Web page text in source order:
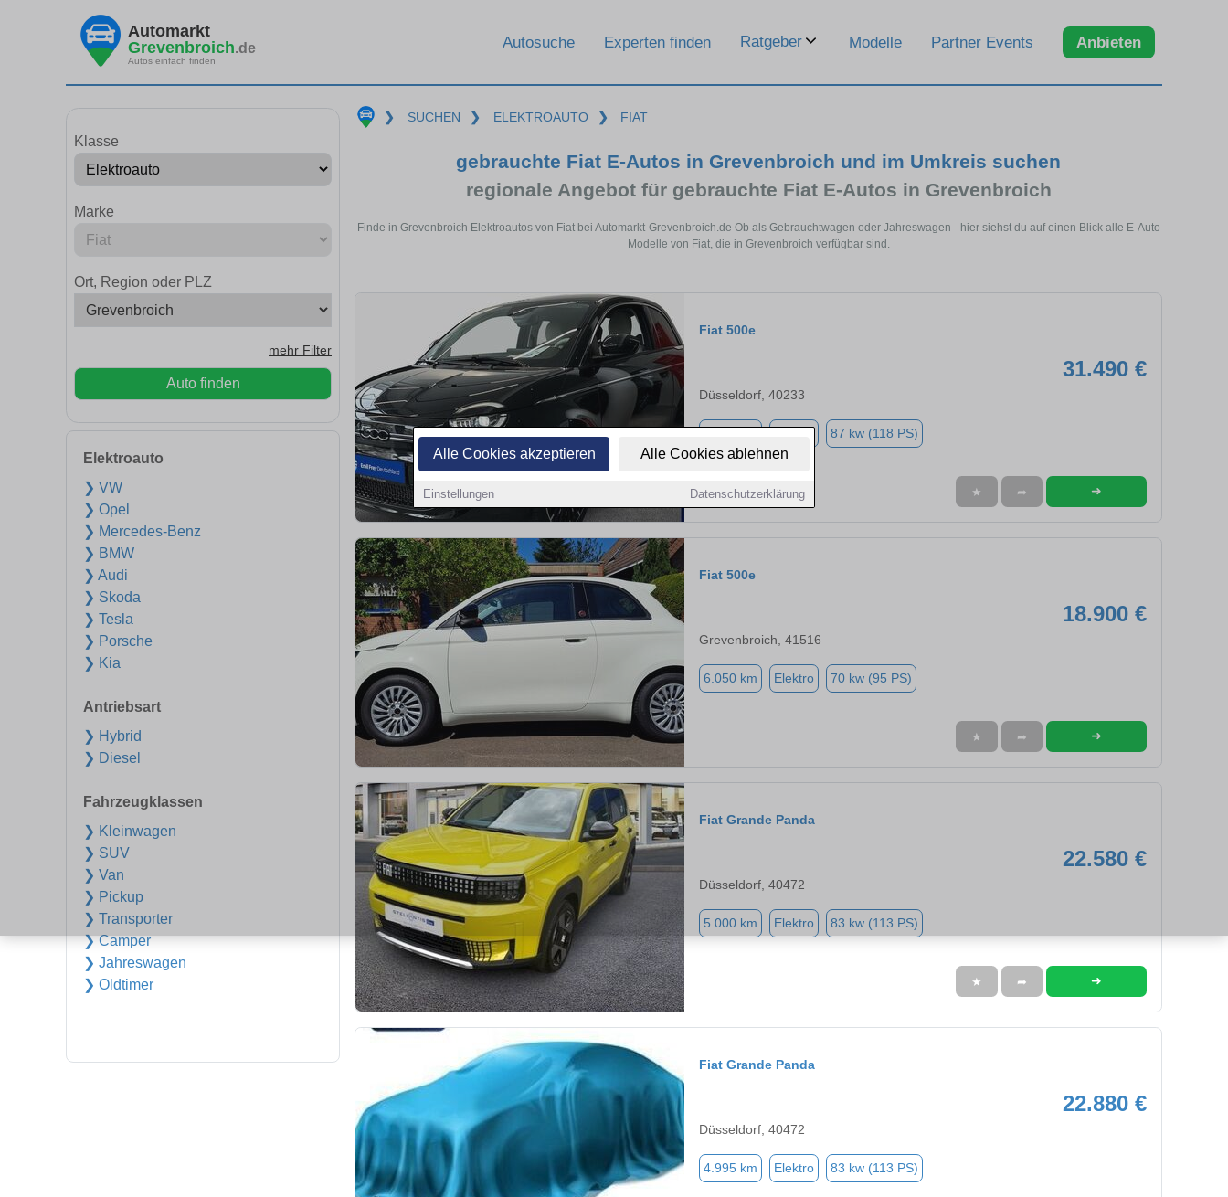
Alle Cookies akzeptieren Alle Cookies ablehnen
Einstellungen Datenschutzerklärung
Automarkt
Grevenbroich.de
Autos einfach finden
Autosuche Experten finden Ratgeber Modelle Partner Events Anbieten
Klasse
Marke
Ort, Region oder PLZ
mehr Filter
Auto finden
Elektroauto
❯ VW
❯ Opel
❯ Mercedes-Benz
❯ BMW
❯ Audi
❯ Skoda
❯ Tesla
❯ Porsche
❯ Kia
Antriebsart
❯ Hybrid
❯ Diesel
Fahrzeugklassen
❯ Kleinwagen
❯ SUV
❯ Van
❯ Pickup
❯ Transporter
❯ Camper
❯ Jahreswagen
❯ Oldtimer
❯ SUCHEN ❯ ELEKTROAUTO ❯ FIAT
gebrauchte Fiat E-Autos in Grevenbroich und im Umkreis suchen
regionale Angebot für gebrauchte Fiat E-Autos in Grevenbroich
Finde in Grevenbroich Elektroautos von Fiat bei Automarkt-Grevenbroich.de Ob als Gebrauchtwagen oder Jahreswagen - hier siehst du auf einen Blick alle E-Auto
Modelle von Fiat, die in Grevenbroich verfügbar sind.
Fiat 500e
31.490 €
Düsseldorf, 40233
Elektro 87 kw (118 PS)
★ ➦ ➜
Fiat 500e
18.900 €
Grevenbroich, 41516
6.050 km Elektro 70 kw (95 PS)
★ ➦ ➜
Fiat Grande Panda
22.580 €
Düsseldorf, 40472
5.000 km Elektro 83 kw (113 PS)
★ ➦ ➜
Fiat Grande Panda
22.880 €
Düsseldorf, 40472
4.995 km Elektro 83 kw (113 PS)